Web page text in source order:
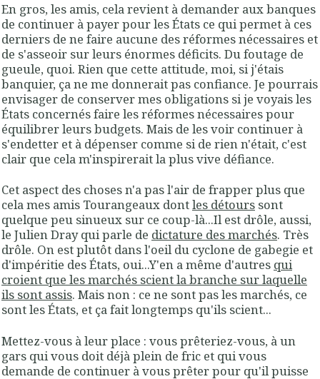
En gros, les amis, cela revient à demander aux banques
de continuer à payer pour les États ce qui permet à ces
derniers de ne faire aucune des réformes nécessaires et
de s'asseoir sur leurs énormes déficits. Du foutage de
gueule, quoi. Rien que cette attitude, moi, si j'étais
banquier, ça ne me donnerait pas confiance. Je pourrais
envisager de conserver mes obligations si je voyais les
États concernés faire les réformes nécessaires pour
équilibrer leurs budgets. Mais de les voir continuer à
s'endetter et à dépenser comme si de rien n'était, c'est
clair que cela m'inspirerait la plus vive défiance.
Cet aspect des choses n'a pas l'air de frapper plus que
cela mes amis Tourangeaux dontles détours sont
quelque peu sinueux sur ce coup-là...Il est drôle, aussi,
le Julien Dray qui parle de dictature des marchés. Très
drôle. On est plutôt dans l'oeil du cyclone de gabegie et
d'impéritie des États, oui...Y'en a même d'autres qui
croient que les marchés scient la branche sur laquelle
ils sont assis. Mais non : ce ne sont pas les marchés, ce
sont les États, et ça fait longtemps qu'ils scient...
Mettez-vous à leur place : vous prêteriez-vous, à un
gars qui vous doit déjà plein de fric et qui vous
demande de continuer à vous prêter pour qu'il puisse